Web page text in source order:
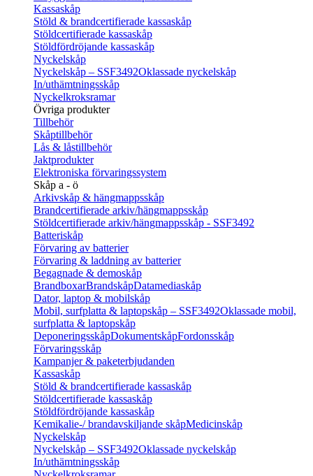
Kassaskåp
Stöld & brandcertifierade kassaskåp
Stöldcertifierade kassaskåp
Stöldfördröjande kassaskåp
Nyckelskåp
Nyckelskåp – SSF3492Oklassade nyckelskåp
In/uthämtningsskåp
Nyckelkroksramar
Övriga produkter
Tillbehör
Skåptillbehör
Lås & låstillbehör
Jaktprodukter
Elektroniska förvaringssystem
Skåp a - ö
Arkivskåp & hängmappsskåp
Brandcertifierade arkiv/hängmappsskåp
Stöldcertifierade arkiv/hängmappsskåp - SSF3492
Batteriskåp
Förvaring av batterier
Förvaring & laddning av batterier
Begagnade & demoskåp
BrandboxarBrandskåpDatamediaskåp
Dator, laptop & mobilskåp
Mobil, surfplatta & laptopskåp – SSF3492Oklassade mobil,
surfplatta & laptopskåp
DeponeringsskåpDokumentskåpFordonsskåp
Förvaringsskåp
Kampanjer & paketerbjudanden
Kassaskåp
Stöld & brandcertifierade kassaskåp
Stöldcertifierade kassaskåp
Stöldfördröjande kassaskåp
Kemikalie-/ brandavskiljande skåpMedicinskåp
Nyckelskåp
Nyckelskåp – SSF3492Oklassade nyckelskåp
In/uthämtningsskåp